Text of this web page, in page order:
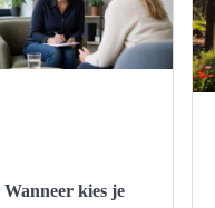
Wanneer kies je